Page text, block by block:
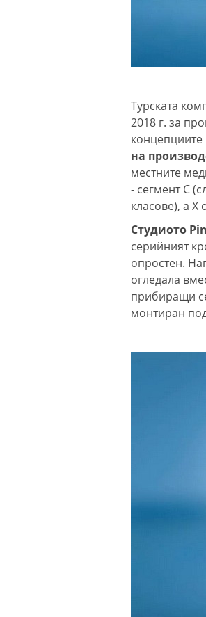
Турската
2018 г. за
концепциите
на
местните
- сегмент C
класове), а X
Студиото
серийният
опростен.
огледала
прибиращи
монтиран